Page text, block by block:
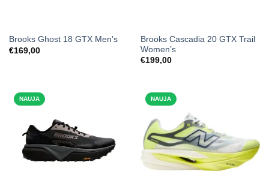
Brooks Ghost 18 GTX Men’s
€169,00
Brooks Cascadia 20 GTX Trail
Women’s
€199,00
NAUJA NAUJA